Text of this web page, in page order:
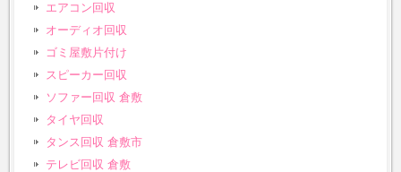
エアコン回収
オーディオ回収
ゴミ屋敷片付け
スピーカー回収
ソファー回収 倉敷
タイヤ回収
タンス回収 倉敷市
テレビ回収 倉敷